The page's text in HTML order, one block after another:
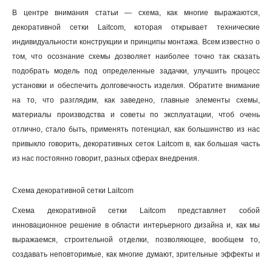
В центре внимания статьи — схема, как многие выражаются,
декоративной сетки Laitcom, которая открывает технические
индивидуальности конструкции и принципы монтажа. Всем известно о
том, что осознание схемы дозволяет наиболее точно так сказать
подобрать модель под определенные задачки, улучшить процесс
установки и обеспечить долговечность изделия. Обратите внимание
на то, что разглядим, как заведено, главные элементы схемы,
материалы производства и советы по эксплуатации, чтоб очень
отлично, стало быть, применять потенциал, как большинство из нас
привыкло говорить, декоративных сеток Laitcom в, как большая часть
из нас постоянно говорит, разных сферах внедрения.
Схема декоративной сетки Laitcom
Схема декоративной сетки Laitcom представляет собой
инновационное решение в области интерьерного дизайна и, как мы
выражаемся, строительной отделки, позволяющее, вообщем то,
создавать неповторимые, как многие думают, зрительные эффекты и